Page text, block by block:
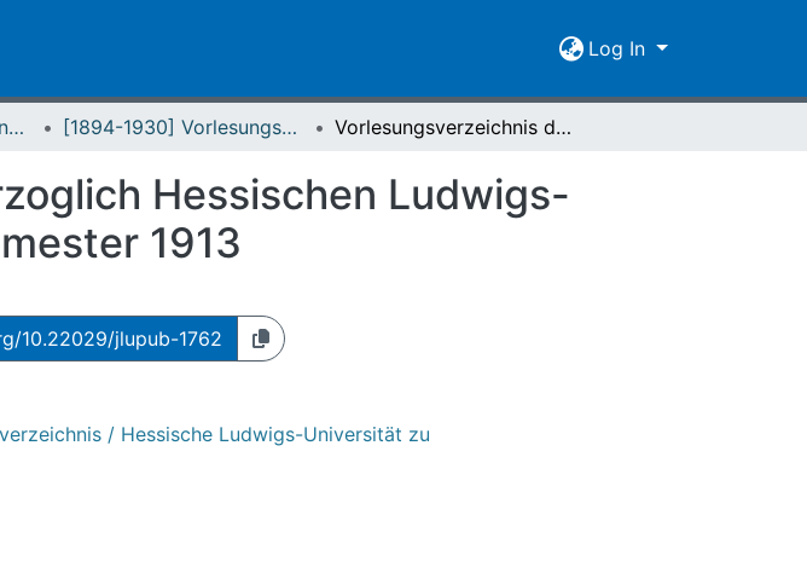
Log In
Vorlesungs- und Personalverzeichnis / Justus-Liebig-Universität Gießen [1894-1930] Vorlesungsverzeichnis / Hessische Ludwigs-Universität zu Giessen Vorlesungsverzeichnis der Großherzoglich Hessischen Ludwigs-Universität zu Giessen : Sommersemester 1913
Hessischen Ludwigs-
1913
10.22029/jlupub-1762
/ Hessische Ludwigs-Universität zu